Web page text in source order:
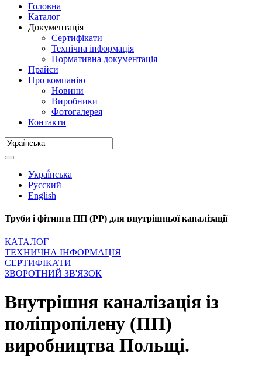
Головна
Каталог
Документація
Сертифікати
Технічна інформація
Нормативна документація
Прайси
Про компанію
Новини
Виробники
Фотогалерея
Контакти
Украї́нська
Русский
English
Труби і фітинги ПП (PP) для внутрішньої каналізації
КАТАЛОГ
ТЕХНИЧНА ІНФОРМАЦІЯ
СЕРТИФІКАТИ
ЗВОРОТНИЙ ЗВ'ЯЗОК
Внутрішня каналізація із
поліпропілену (ПП)
виробництва Польщі.